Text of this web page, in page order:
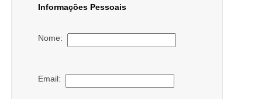
Informações Pessoais
Nome:
Email: